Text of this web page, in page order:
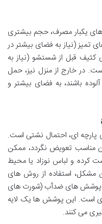
یکبار مصرف، حجم بیشتری
تمیز (نیاز به فضای بیشتر در
کثیف قبل از شستشو (نیاز به
در خارج از منزل نیز، حمل
باشند، به فضای بیشتر و
پارچه ای، احتمال نشتی است.
مناسب تعویض نگردد، ممکن
کرده و لباس نوزاد یا محیط
مشکل، استفاده از روش های
پوشش های ضدآب (شورت های
است. این پوشش ها یک لایه
می کنند.